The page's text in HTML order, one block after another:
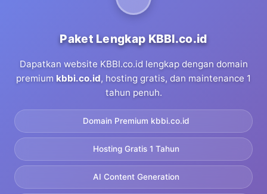
Paket Lengkap KBBI.co.id
Dapatkan website KBBI.co.id lengkap dengan domain
premium kbbi.co.id, hosting gratis, dan maintenance 1
tahun penuh.
Domain Premium kbbi.co.id
Hosting Gratis 1 Tahun
AI Content Generation